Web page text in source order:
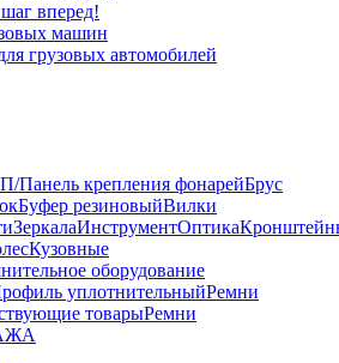
вперед!
машин
грузовых автомобилей
Панель крепления фонарейБрус
Буфер резиновыйВилки
ЗеркалаИнструментОптика
Кузовные
оборудование
уплотнительныйРемни
товарыРемни